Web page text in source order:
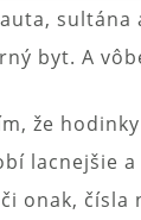
byt. A
že
lacnejšie
onak, čísla